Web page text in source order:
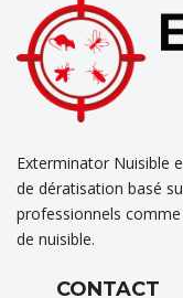
Exterminator Nuisible
de dératisation basé
professionnels
de nuisible.
CONTACT